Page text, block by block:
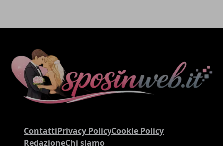
ContattiPrivacy PolicyCookie Policy
RedazioneChi siamo